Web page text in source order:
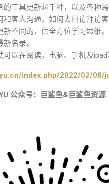
工具更新超千种，以及各种
和客人沟通，如何去回访拜访
不同的，供全方位学习思维。
名录。
以在阅读，电脑、手机及ipad
index.php/2022/02/08/
公众号：巨鲨鱼&巨鲨鱼资源